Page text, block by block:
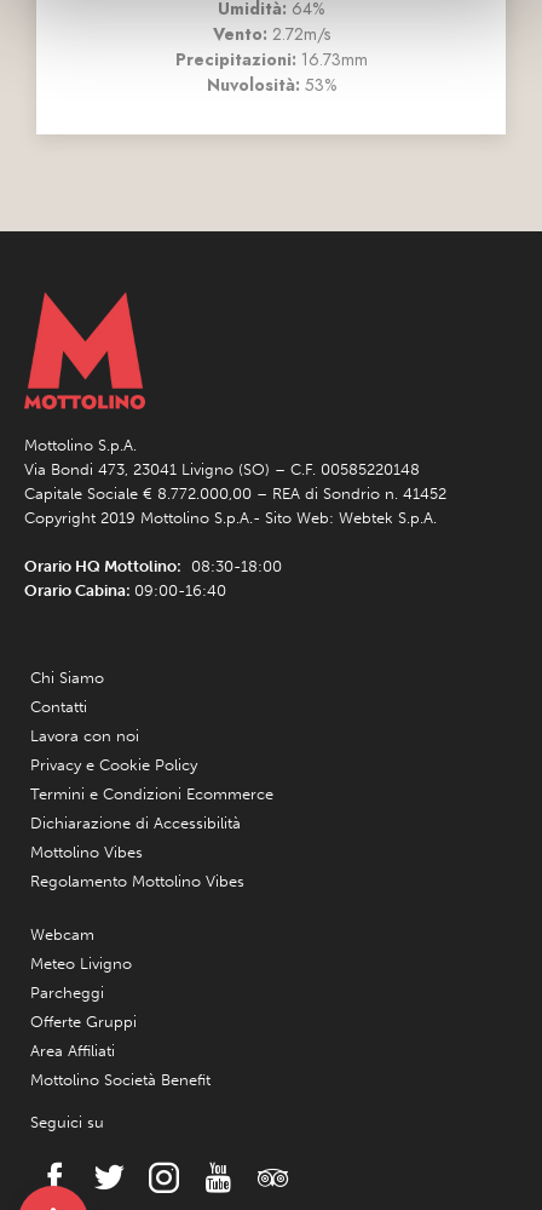
Umidità: 64%
Vento: 2.72m/s
Precipitazioni: 16.73mm
Nuvolosità: 53%
Mottolino S.p.A.
Via Bondi 473, 23041 Livigno (SO) – C.F. 00585220148
Capitale Sociale € 8.772.000,00 – REA di Sondrio n. 41452
Copyright 2019 Mottolino S.p.A.- Sito Web: Webtek S.p.A.
Orario HQ Mottolino: 08:30-18:00
Orario Cabina: 09:00-16:40
Chi Siamo
Contatti
Lavora con noi
Privacy e Cookie Policy
Termini e Condizioni Ecommerce
Dichiarazione di Accessibilità
Mottolino Vibes
Regolamento Mottolino Vibes
Webcam
Meteo Livigno
Parcheggi
Offerte Gruppi
Area Affiliati
Mottolino Società Benefit
Seguici su